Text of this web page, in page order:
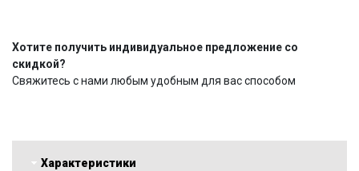
Хотите получить индивидуальное предложение со
скидкой?
Свяжитесь с нами любым удобным для вас способом
Характеристики